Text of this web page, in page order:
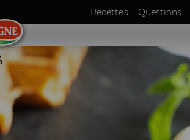
Recettes Questions